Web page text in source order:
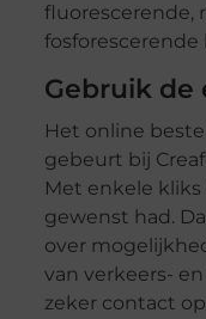
fluorescerende,
Gebruik de
Het online
gebeurt bij
Met enkele
gewenst had.
over
van verkeers-
zeker contact